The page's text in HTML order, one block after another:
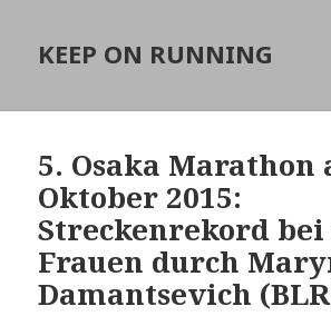
KEEP ON RUNNING
5. Osaka Marathon
Oktober 2015:
Streckenrekord bei
Frauen durch
Damantsevich